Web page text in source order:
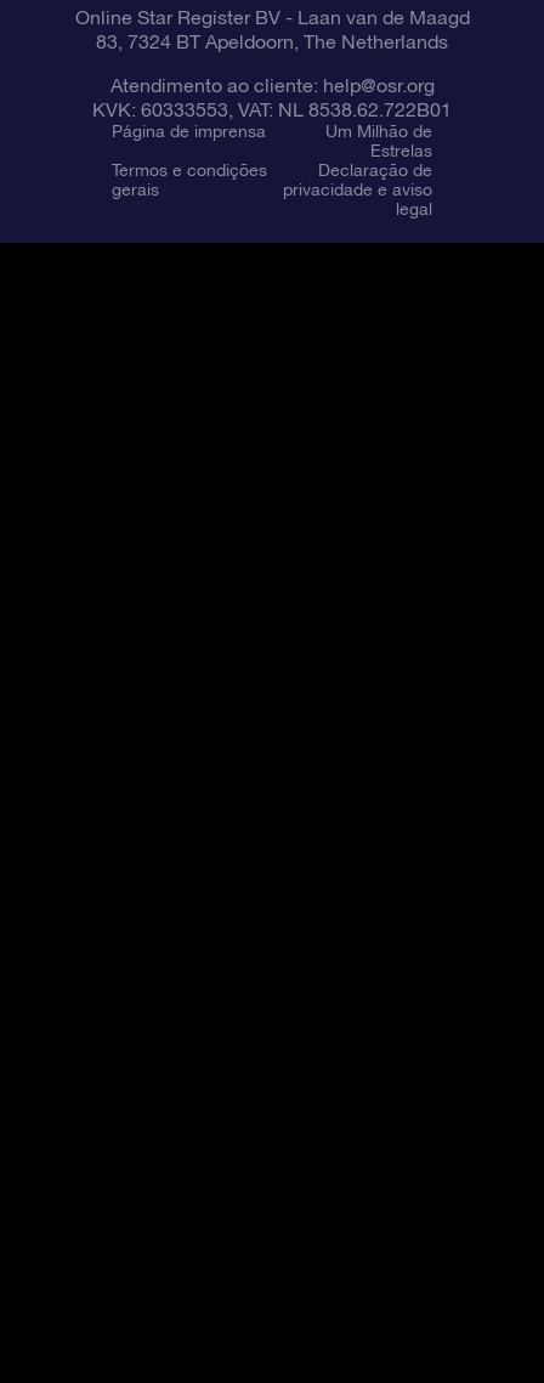
Online Star Register BV- Laan van de Maagd
83, 7324 BT Apeldoorn, The Netherlands
Atendimento ao cliente: help@osr.org
KVK: 60333553, VAT: NL 8538.62.722B01
Página de imprensa
Um Milhão de
Estrelas
Termos e condições
gerais
Declaração de
privacidade e aviso
legal